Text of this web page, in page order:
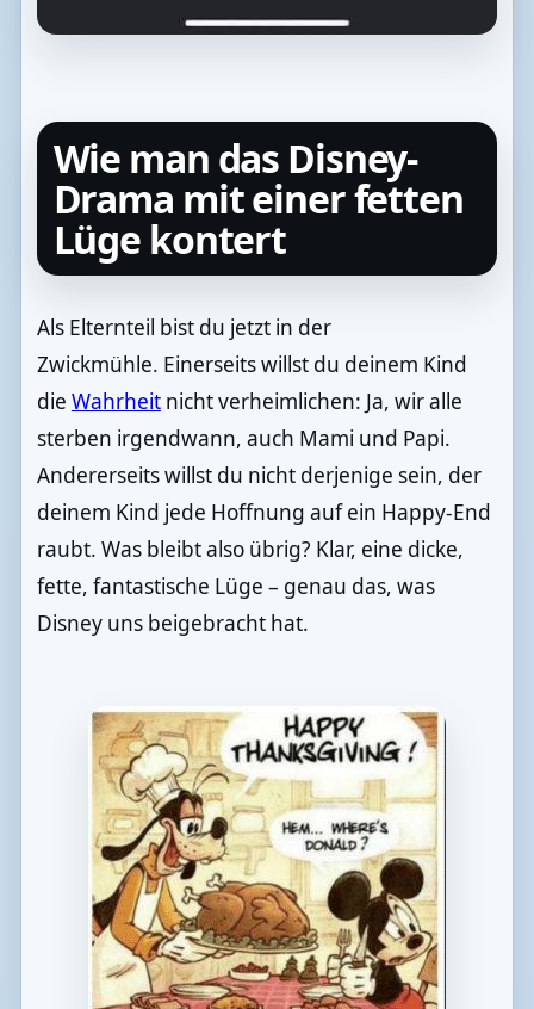
Wie man das Disney-
Drama mit einer fetten
Lüge kontert
Als Elternteil bist du jetzt in der
Zwickmühle. Einerseits willst du deinem Kind
die Wahrheitnicht verheimlichen: Ja, wir alle
sterben irgendwann, auch Mami und Papi.
Andererseits willst du nicht derjenige sein, der
deinem Kind jede Hoffnung auf ein Happy-End
raubt. Was bleibt also übrig? Klar, eine dicke,
fette, fantastische Lüge – genau das, was
Disney uns beigebracht hat.